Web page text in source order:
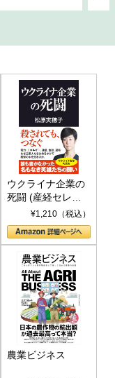
ウクライナ企業の
死闘 (産経セレク
ト S 039)¥1,210（税込）
農業ビジネス